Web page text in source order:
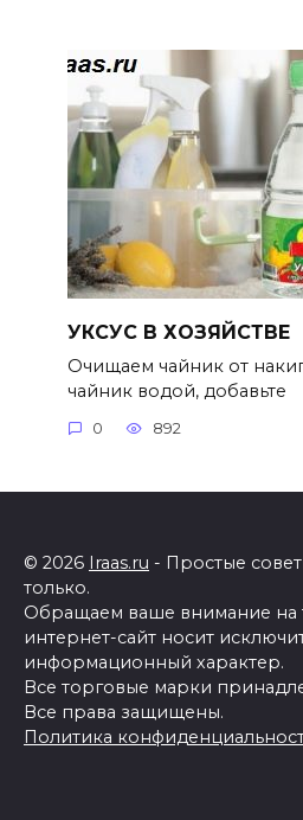
УКСУС В ХОЗЯЙСТВЕ
Очищаем чайник от
чайник водой, добавьте
0 892
© 2026 Iraas.ru - Простые
только.
Обращаем ваше внимание на
интернет-сайт носит
информационный характер.
Все торговые марки
Все права защищены.
Политика